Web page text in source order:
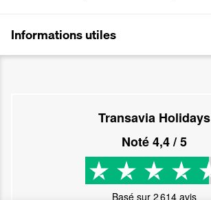
Informations utiles
Transavia Holidays
Noté4,4/ 5
Basé sur 2 614avis